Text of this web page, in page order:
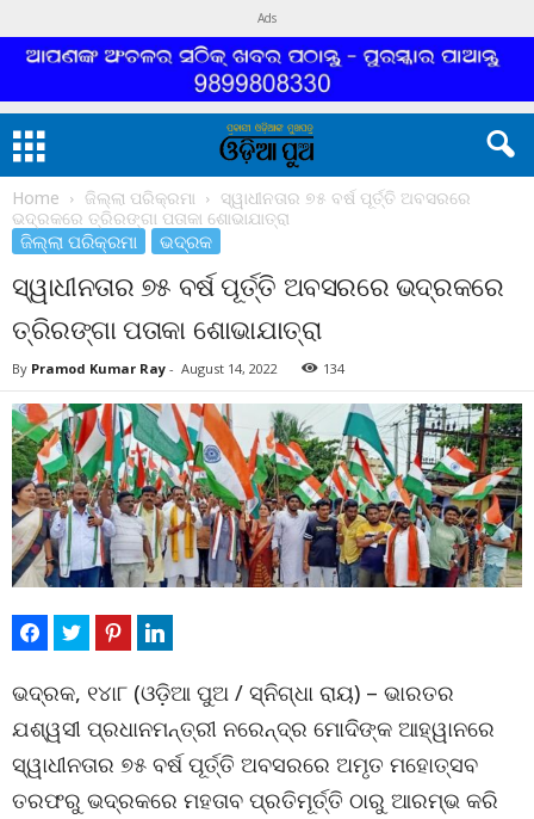
Ads
Home ଜିଲ୍ଲା ପରିକ୍ରମା
ସ୍ୱାଧୀନତାର ୭୫ ବର୍ଷ ପୂର୍ତ୍ତି ଅବସରରେ
ଭଦ୍ରକରେ ତ୍ରିରଙ୍ଗା ପତାକା ଶୋଭାଯାତ୍ରା
ଜିଲ୍ଲା ପରିକ୍ରମା ଭଦ୍ରକ
ସ୍ୱାଧୀନତାର ୭୫ ବର୍ଷ ପୂର୍ତ୍ତି ଅବସରରେ ଭଦ୍ରକରେ
ତ୍ରିରଙ୍ଗା ପତାକା ଶୋଭାଯାତ୍ରା
By Pramod Kumar Ray - August 14, 2022 134
ଭଦ୍ରକ, ୧୪ା୮ (ଓଡ଼ିଆ ପୁଅ / ସ୍ନିଗ୍ଧା ରାୟ) – ଭାରତର
ଯଶ୍ୱସୀ ପ୍ରଧାନମନ୍ତ୍ରୀ ନରେନ୍ଦ୍ର ମୋଦିଙ୍କ ଆହ୍ୱାନରେ
ସ୍ୱାଧୀନତାର ୭୫ ବର୍ଷ ପୂର୍ତ୍ତି ଅବସରରେ ଅମୃତ ମହୋତ୍ସବ
ତରଫରୁ ଭଦ୍ରକରେ ମହତାବ ପ୍ରତିମୂର୍ତ୍ତି ଠାରୁ ଆରମ୍ଭ କରି